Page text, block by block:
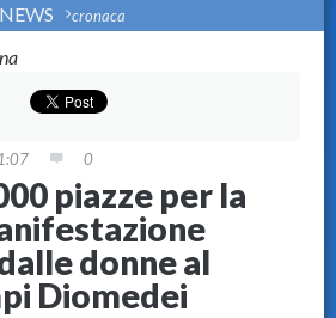
NEWS
cronaca
0
piazze per la
donne al
Diomedei